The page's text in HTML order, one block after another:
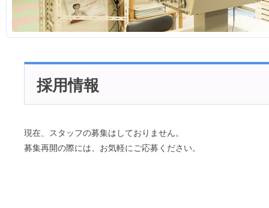
採用情報
現在、スタッフの募集はしておりません。
募集再開の際には、お気軽にご応募ください。